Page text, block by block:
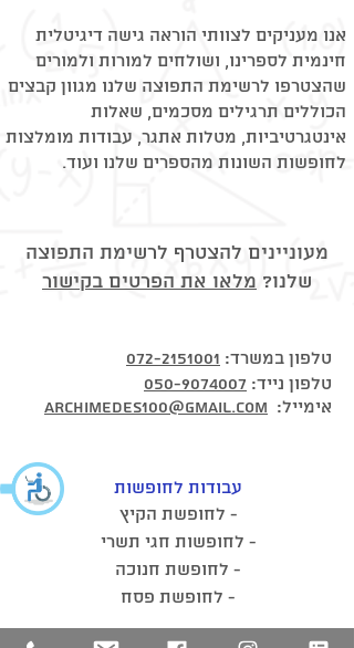
אנו מעניקים לצוותי הוראה גישה דיגיטלית
חינמית לספרינו, ושולחים למורות ולמורים
שהצטרפו לרשימת התפוצה שלנו מגוון קבצים
הכוללים תרגילים מסכמים, שאלות
אינטגרטיביות, מטלות אתגר, עבודות מומלצות
לחופשות השונות מהספרים שלנו ועוד.
מעוניינים להצטרף לרשימת התפוצה
שלנו? מלאו את הפרטים בקישור
072-2151001 :טלפון במשרד
טלפון נייד: 050-9074007
אימייל:
archimedes100@gmail.com
עבודות לחופשות
- לחופשת הקיץ
- לחופשות חגי תשרי
- לחופשת חנוכה
- לחופשת פסח
הספרים שלנו